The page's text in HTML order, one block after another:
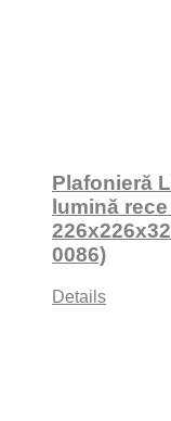
Plafonieră
lumină
0086)
Details